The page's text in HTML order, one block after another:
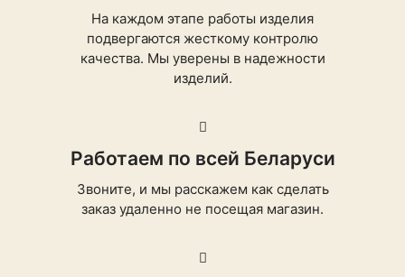
На каждом этапе работы изделия
подвергаются жесткому контролю
качества. Мы уверены в надежности
изделий.
Работаем по всей Беларуси
Звоните, и мы расскажем как сделать
заказ удаленно не посещая магазин.